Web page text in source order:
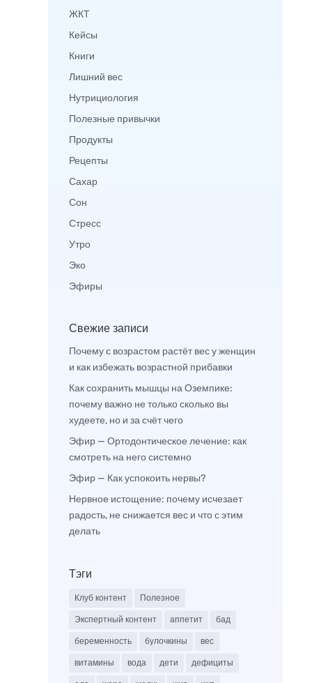
ЖКТ
Кейсы
Книги
Лишний вес
Нутрициология
Полезные привычки
Продукты
Рецепты
Сахар
Сон
Стресс
Утро
Эко
Эфиры
Свежие записи
Почему с возрастом растёт вес у женщин
и как избежать возрастной прибавки
Как сохранить мышцы на Оземпике:
почему важно не только сколько вы
худеете, но и за счёт чего
Эфир — Ортодонтическое лечение: как
смотреть на него системно
Эфир — Как успокоить нервы?
Нервное истощение: почему исчезает
радость, не снижается вес и что с этим
делать
Тэги
Клуб контент Полезное
Экспертный контент аппетит бад
беременность булочкины вес
витамины вода дети дефициты